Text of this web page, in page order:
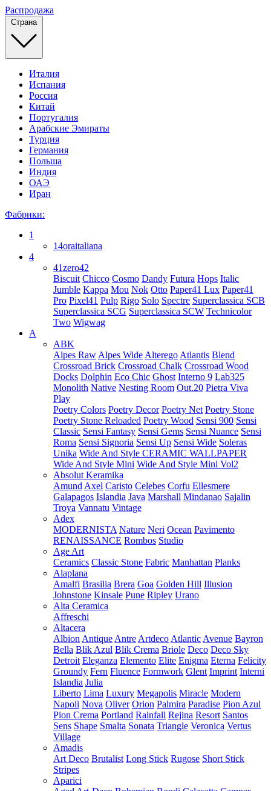
Распродажа
Страна
Италия
Испания
Россия
Китай
Португалия
Арабские Эмираты
Турция
Германия
Польша
Индия
ОАЭ
Иран
Фабрики:
1
14oraitaliana
4
41zero42
Biscuit Chicco Cosmo Dandy Futura Hops Italic
Jumble Kappa Mou Nok Otto Paper41 Lux Paper41
Pro Pixel41 Pulp Rigo Solo Spectre Superclassica SCB
Superclassica SCG Superclassica SCW Technicolor
Two Wigwag
A
ABK
Alpes Raw Alpes Wide Alterego Atlantis Blend
Crossroad Brick Crossroad Chalk Crossroad Wood
Docks Dolphin Eco Chic Ghost Interno 9 Lab325
Monolith Native Nesting Room Out.20 Pietra Viva
Play
Poetry Colors Poetry Decor Poetry Net Poetry Stone
Poetry Stone Reloaded Poetry Wood Sensi 900 Sensi
Classic Sensi Fantasy Sensi Gems Sensi Nuance Sensi
Roma Sensi Signoria Sensi Up Sensi Wide Soleras
Unika Wide And Style CERAMIC WALLPAPER
Wide And Style Mini Wide And Style Mini Vol2
Absolut Keramika
Amund Axel Caristo Celebes Corfu Ellesmere
Galapagos Islandia Java Marshall Mindanao Sajalin
Troya Vannatu Vintage
Adex
MODERNISTA Nature Neri Ocean Pavimento
RENAISSANCE Rombos Studio
Age Art
Ceramics Classic Stone Fabric Manhattan Planks
Alaplana
Amalfi Brasilia Brera Goa Golden Hill Illusion
Johnstone Kinsale Pune Ripley Urano
Alta Ceramica
Affreschi
Altacera
Albion Antique Antre Artdeco Atlantic Avenue Bayron
Bella Blik Azul Blik Crema Briole Deco Deco Sky
Detroit Eleganza Elemento Elite Enigma Eterna Felicity
Groundy Fern Fluence Formwork Glent Imprint Interni
Islandia Julia
Liberto Lima Luxury Megapolis Miracle Modern
Napoli Nova Oliver Orion Palmira Paradise Pion Azul
Pion Crema Portland Rainfall Rejina Resort Santos
Sens Shape Smalta Sonata Triangle Veronica Vertus
Village
Amadis
Art Deco Brutalist Long Stick Rugose Short Stick
Stripes
Aparici